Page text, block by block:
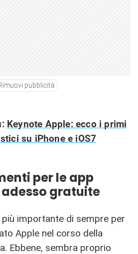
pubblicità
Keynote Apple: ecco i primi
su iPhone e iOS7
per le app
adesso gratuite
più importante di sempre per
Apple nel corso della
Ebbene, sembra proprio